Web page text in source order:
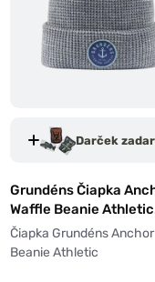
Darček
Grundéns Čiapka
Waffle Beanie Athletic
Heather O/S
Čiapka Grundéns
Beanie Athletic